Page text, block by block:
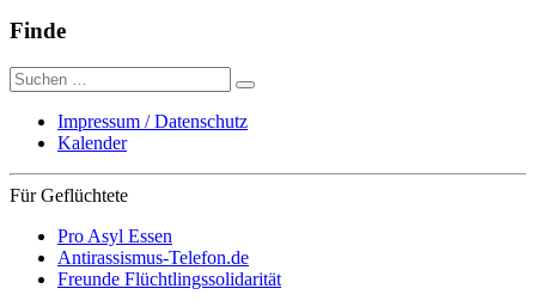
Finde
Suche
nach:
Impressum / Datenschutz
Kalender
Für Geflüchtete
Pro Asyl Essen
Antirassismus-Telefon.de
Freunde Flüchtlingssolidarität